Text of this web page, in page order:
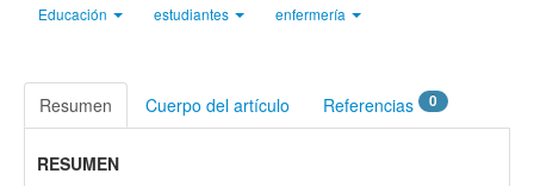
Educación estudiantes enfermería
Resumen Cuerpo del artículo Referencias 0
RESUMEN